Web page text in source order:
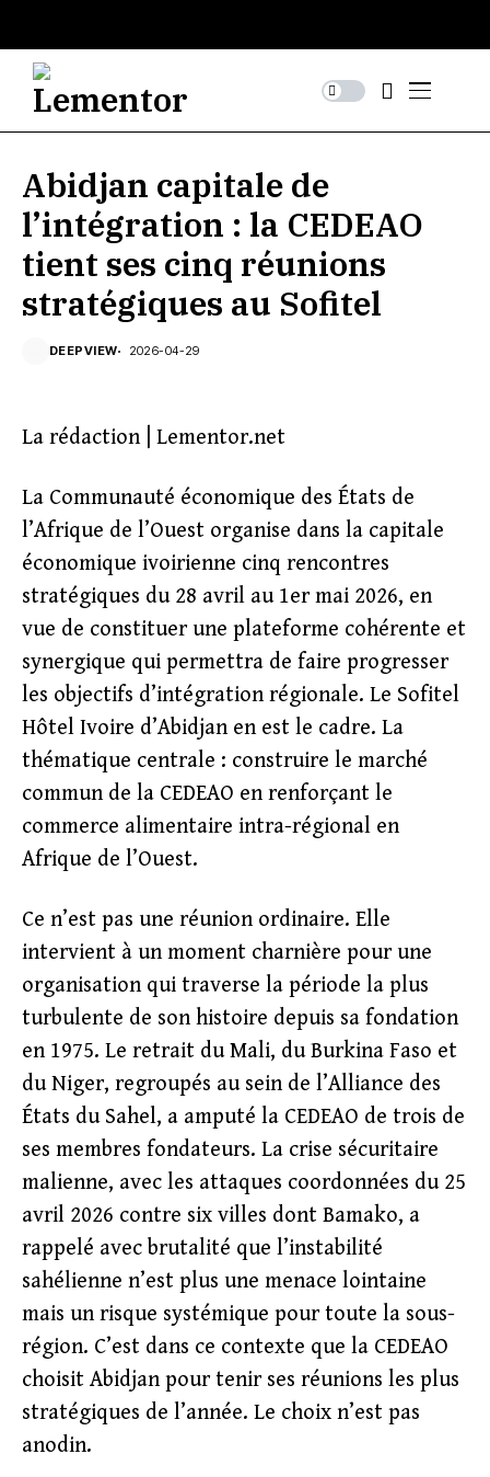
Abidjan capitale de
l’intégration : la CEDEAO
tient ses cinq réunions
stratégiques au Sofitel
DEEPVIEW 2026-04-29
La rédaction | Lementor.net
La Communauté économique des États de
l’Afrique de l’Ouest organise dans la capitale
économique ivoirienne cinq rencontres
stratégiques du 28 avril au 1er mai 2026, en
vue de constituer une plateforme cohérente et
synergique qui permettra de faire progresser
les objectifs d’intégration régionale. Le Sofitel
Hôtel Ivoire d’Abidjan en est le cadre. La
thématique centrale : construire le marché
commun de la CEDEAO en renforçant le
commerce alimentaire intra-régional en
Afrique de l’Ouest.
Ce n’est pas une réunion ordinaire. Elle
intervient à un moment charnière pour une
organisation qui traverse la période la plus
turbulente de son histoire depuis sa fondation
en 1975. Le retrait du Mali, du Burkina Faso et
du Niger, regroupés au sein de l’Alliance des
États du Sahel, a amputé la CEDEAO de trois de
ses membres fondateurs. La crise sécuritaire
malienne, avec les attaques coordonnées du 25
avril 2026 contre six villes dont Bamako, a
rappelé avec brutalité que l’instabilité
sahélienne n’est plus une menace lointaine
mais un risque systémique pour toute la sous-
région. C’est dans ce contexte que la CEDEAO
choisit Abidjan pour tenir ses réunions les plus
stratégiques de l’année. Le choix n’est pas
anodin.